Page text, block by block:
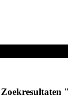
Zoekresultaten